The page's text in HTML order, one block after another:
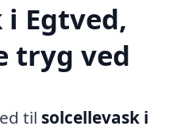
Egtved,
tryg ved
til solcellevask i